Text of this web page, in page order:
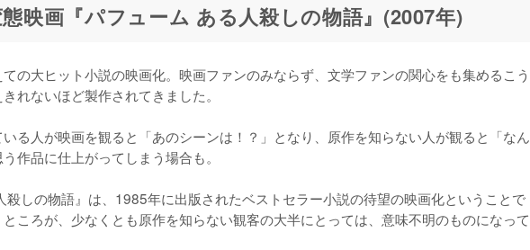
映画『パフューム ある人殺しの物語』(2007年)
の大ヒット小説の映画化。映画ファンのみならず、文学ファンの関心をも集めるこう
れないほど製作されてきました。
る人が映画を観ると「あのシーンは！？」となり、原作を知らない人が観ると「なん
作品に仕上がってしまう場合も。
殺しの物語』は、1985年に出版されたベストセラー小説の待望の映画化ということで
ころが、少なくとも原作を知らない観客の大半にとっては、意味不明のものになって